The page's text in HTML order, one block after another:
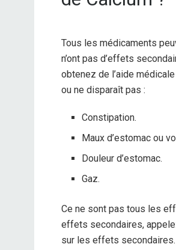
Tous les médicaments
n’ont pas d’effets
obtenez de l’aide
ou ne disparaît pas :
Constipation.
Maux d’estomac ou
Douleur d’estomac.
Gaz.
Ce ne sont pas tous les
effets secondaires,
sur les effets secondaires.